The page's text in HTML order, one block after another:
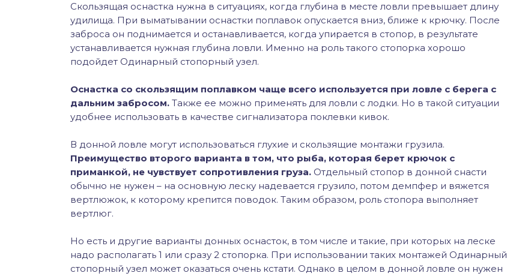
Скользящая оснастка нужна в ситуациях, когда глубина в месте ловли превышает длину
удилища. При выматывании оснастки поплавок опускается вниз, ближе к крючку. После
заброса он поднимается и останавливается, когда упирается в стопор, в результате
устанавливается нужная глубина ловли. Именно на роль такого стопорка хорошо
подойдет Одинарный стопорный узел.
Оснастка со скользящим поплавком чаще всего используется при ловле с берега с
дальним забросом. Также ее можно применять для ловли с лодки. Но в такой ситуации
удобнее использовать в качестве сигнализатора поклевки кивок.
В донной ловле могут использоваться глухие и скользящие монтажи грузила.
Преимущество второго варианта в том, что рыба, которая берет крючок с
приманкой, не чувствует сопротивления груза. Отдельный стопор в донной снасти
обычно не нужен – на основную леску надевается грузило, потом демпфер и вяжется
вертлюжок, к которому крепится поводок. Таким образом, роль стопора выполняет
вертлюг.
Но есть и другие варианты донных оснасток, в том числе и такие, при которых на леске
надо располагать 1 или сразу 2 стопорка. При использовании таких монтажей Одинарный
стопорный узел может оказаться очень кстати. Однако в целом в донной ловле он нужен